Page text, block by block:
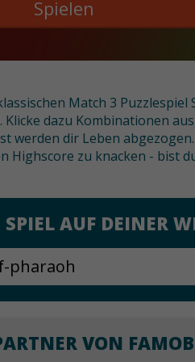
Spielen
Match 3 Puzzlespiel
Klicke dazu Kombinationen
werden dir Leben
Highscore zu knacken - bist
AUF DEINER
VON